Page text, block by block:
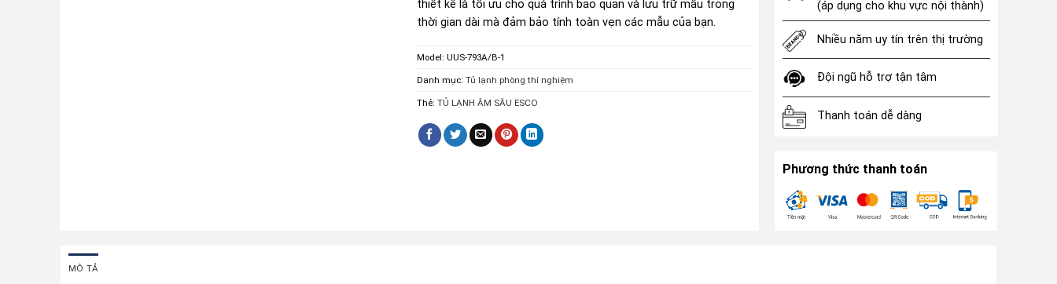
thiết kế là tối ưu cho quá trình bảo quản và lưu trữ mẫu trong
thời gian dài mà đảm bảo tính toàn vẹn các mẫu của bạn.
Model:UUS-793A/B-1
Danh mục:Tủ lạnh phòng thí nghiệm
Thẻ:TỦ LẠNH ÂM SÂU ESCO
(áp dụng cho khu vực nội thành)
Nhiều năm uy tín trên thị trường
Đội ngũ hỗ trợ tận tâm
Thanh toán dễ dàng
Phương thức thanh toán
MÔ TẢ